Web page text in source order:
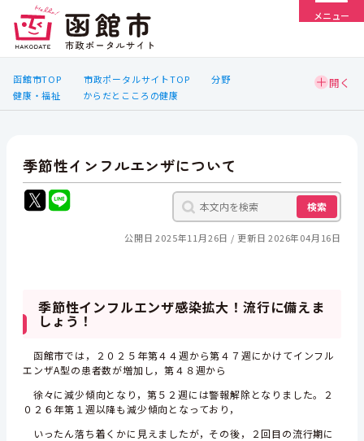
メニュー
函館市TOP 市政ポータルサイトTOP
分野
健康・福祉
からだとこころの健康
季節性インフルエンザについて
検索
公開日 2025年11月26日 更新日 2026年04月16日
季節性インフルエンザ感染拡大！流行に備えま
しょう！
函館市では，２０２５年第４４週から第４７週にかけてインフル
エンザA型の患者数が増加し，第４８週から
徐々に減少傾向となり，第５２週には警報解除となりました。２
０２６年第１週以降も減少傾向となっており，
いったん落ち着くかに見えましたが，その後，２回目の流行期に